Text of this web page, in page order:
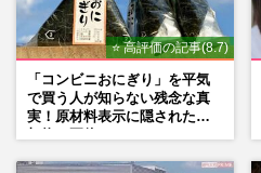
⭐ 高評価の記事(8.7)
「コンビニおにぎり」を平気
で買う人が知らない残念な真
実！原材料表示に隠された添